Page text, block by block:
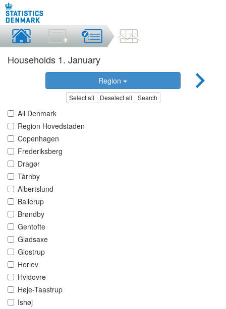
Households 1. January
Region
Select all Deselect all Search
All Denmark
Region Hovedstaden
Copenhagen
Frederiksberg
Dragør
Tårnby
Albertslund
Ballerup
Brøndby
Gentofte
Gladsaxe
Glostrup
Herlev
Hvidovre
Høje-Taastrup
Ishøj